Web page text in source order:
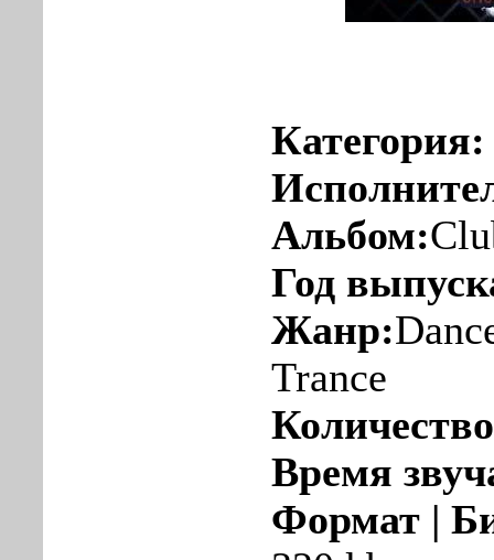
Категория:
Альбом:
Год
Жанр:
Trance
Время
Формат |